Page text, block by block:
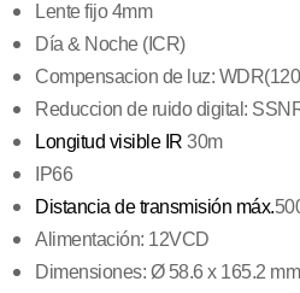
Lente fijo 4mm
Día & Noche (ICR)
Compensacion de luz:
Reduccion de ruido digital:
Longitud visible IR 30m
IP66
Distancia de transmisión máx.
Alimentación: 12VCD
Dimensiones: Ø 58.6 x 165.2 mm